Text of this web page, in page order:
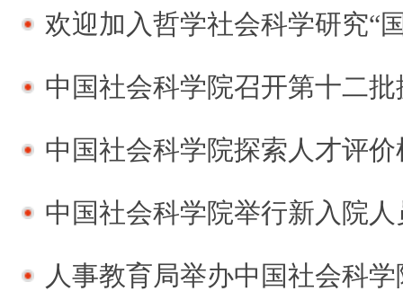
欢迎加入哲学社会科学研究“国家队” ——中国
中国社会科学院召开第十二批援
中国社会科学院探索人才评价机制改革
中国社会科学院举行新入院
人事教育局举办中国社会科学院2026年人